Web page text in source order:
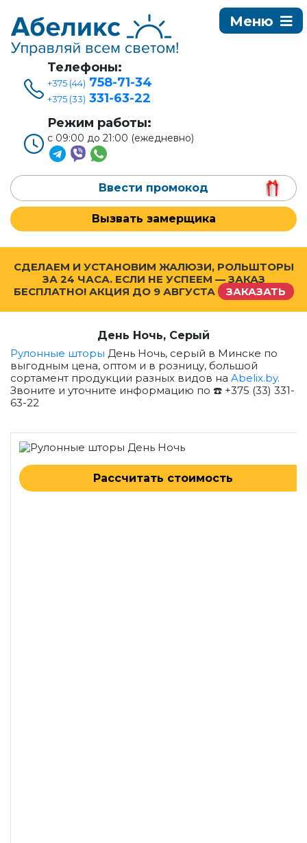
Телефоны:
+375 (44) 758-71-34
+375 (33) 331-63-22
Режим работы:
с 09:00 до 21:00 (ежедневно)
Ввести промокод
Вызвать замерщика
СДЕЛАЕМ И УСТАНОВИМ ЖАЛЮЗИ, РОЛЬШТОРЫ
ЗА 24 ЧАСА. ЕСЛИ НЕ УСПЕЕМ — ЗАКАЗ
БЕСПЛАТНО! АКЦИЯ ДО 9 АВГУСТА ЗАКАЗАТЬ
День Ночь, Серый
Рулонные шторы День Ночь, серый в Минске по
выгодным цена, оптом и в розницу, большой
сортамент продукции разных видов на Abelix.by.
Звоните и уточните информацию по ☎️ +375 (33) 331-
63-22
Рассчитать стоимость